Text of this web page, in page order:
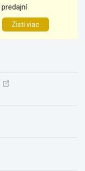
predajní
Zisti viac